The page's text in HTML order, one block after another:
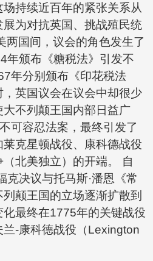
持续近百年的紧张关系从
为对抗英国、挑战殖民统
两国间，议会的角色发生了
年颁布《糖税法》引发不
年分别颁布《印花税法
英国议会在议会中却很少
不列颠王国内部日益广
可容忍法案，最终引发了
克星顿战役、康科德战役
北美独立）的开端。 自
克决议与托马斯·潘恩《常
颠王国的立场逐渐扩散到
最终在1775年的关键战役
-康科德战役（Lexington